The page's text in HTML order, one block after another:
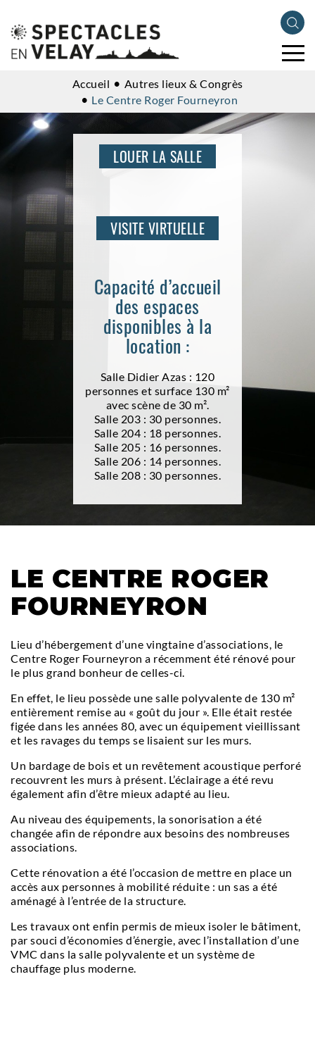
Accueil
Autres lieux & Congrès
Le Centre Roger Fourneyron
LOUER LA SALLE
VISITE VIRTUELLE
Capacité d’accueil
des espaces
disponibles à la
location :
Salle Didier Azas : 120
personnes et surface 130 m²
avec scène de 30 m².
Salle 203 : 30 personnes.
Salle 204 : 18 personnes.
Salle 205 : 16 personnes.
Salle 206 : 14 personnes.
Salle 208 : 30 personnes.
LE CENTRE ROGER
FOURNEYRON
Lieu d’hébergement d’une vingtaine d’associations, le
Centre Roger Fourneyron a récemment été rénové pour
le plus grand bonheur de celles-ci.
En effet, le lieu possède une salle polyvalente de 130 m²
entièrement remise au « goût du jour ». Elle était restée
figée dans les années 80, avec un équipement vieillissant
et les ravages du temps se lisaient sur les murs.
Un bardage de bois et un revêtement acoustique perforé
recouvrent les murs à présent. L’éclairage a été revu
également afin d’être mieux adapté au lieu.
Au niveau des équipements, la sonorisation a été
changée afin de répondre aux besoins des nombreuses
associations.
Cette rénovation a été l’occasion de mettre en place un
accès aux personnes à mobilité réduite : un sas a été
aménagé à l’entrée de la structure.
Les travaux ont enfin permis de mieux isoler le bâtiment,
par souci d’économies d’énergie, avec l’installation d’une
VMC dans la salle polyvalente et un système de
chauffage plus moderne.